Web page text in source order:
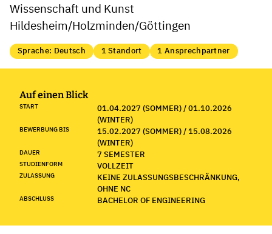
Wissenschaft und Kunst
Hildesheim/Holzminden/Göttingen
Sprache: Deutsch 1 Standort 1 Ansprechpartner
Auf einen Blick
START
01.04.2027 (SOMMER) / 01.10.2026
(WINTER)
BEWERBUNG BIS
15.02.2027 (SOMMER) / 15.08.2026
(WINTER)
DAUER 7 SEMESTER
STUDIENFORM VOLLZEIT
ZULASSUNG
KEINE ZULASSUNGSBESCHRÄNKUNG,
OHNE NC
ABSCHLUSS BACHELOR OF ENGINEERING